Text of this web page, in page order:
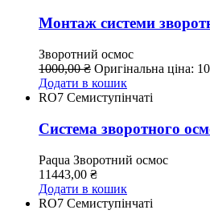
Монтаж системи
Зворотний осмос
1000,00₴ Оригінальна ціна:
Додати в кошик
RO7 Семиступінчаті
Система зворотного
Paqua Зворотний осмос
11443,00 ₴
Додати в кошик
RO7 Семиступінчаті